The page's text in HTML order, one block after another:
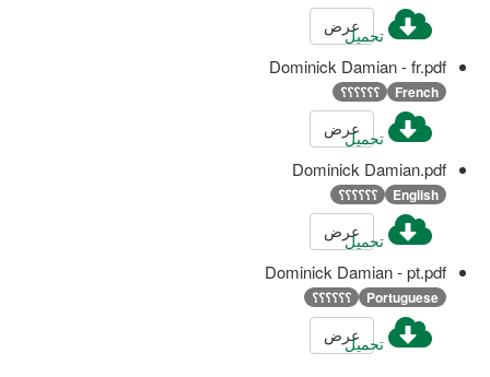
تحميلعرض
Dominick Damian - fr.pdf
French ؟؟؟؟؟؟
تحميلعرض
Dominick Damian.pdf
English ؟؟؟؟؟؟
تحميلعرض
Dominick Damian - pt.pdf
Portuguese ؟؟؟؟؟؟
تحميلعرض